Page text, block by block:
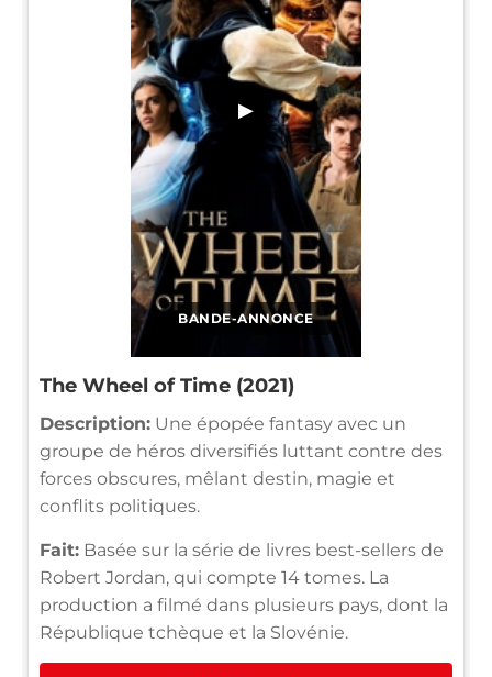
BANDE-ANNONCE
▶
The Wheel of Time (2021)
Description: Une épopée fantasy avec un
groupe de héros diversifiés luttant contre des
forces obscures, mêlant destin, magie et
conflits politiques.
Fait: Basée sur la série de livres best-sellers de
Robert Jordan, qui compte 14 tomes. La
production a filmé dans plusieurs pays, dont la
République tchèque et la Slovénie.